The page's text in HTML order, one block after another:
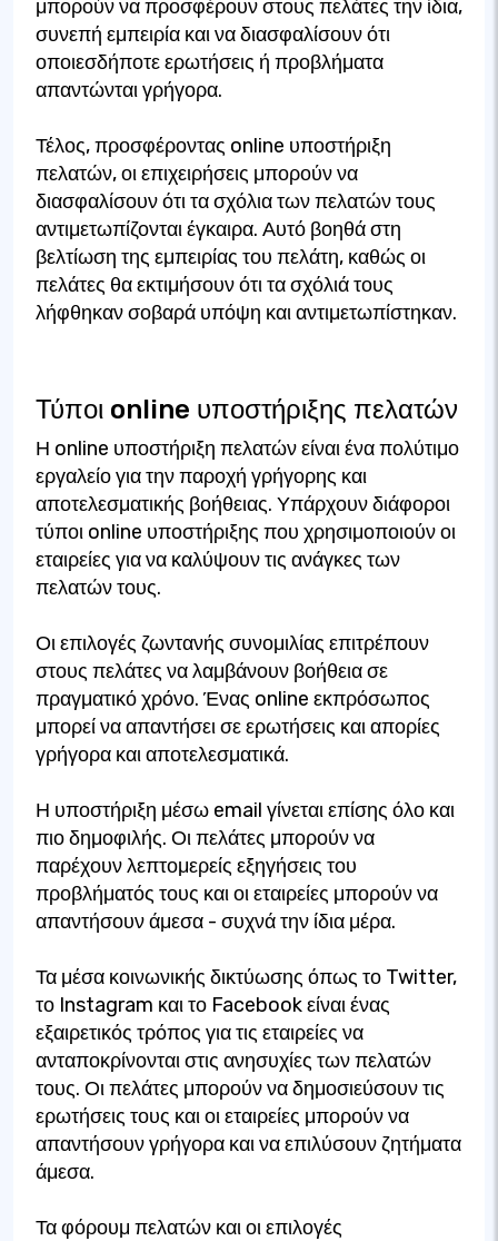
μπορούν να προσφέρουν στους πελάτες την ίδια,
συνεπή εμπειρία και να διασφαλίσουν ότι
οποιεσδήποτε ερωτήσεις ή προβλήματα
απαντώνται γρήγορα.
Τέλος, προσφέροντας online υποστήριξη
πελατών, οι επιχειρήσεις μπορούν να
διασφαλίσουν ότι τα σχόλια των πελατών τους
αντιμετωπίζονται έγκαιρα. Αυτό βοηθά στη
βελτίωση της εμπειρίας του πελάτη, καθώς οι
πελάτες θα εκτιμήσουν ότι τα σχόλιά τους
λήφθηκαν σοβαρά υπόψη και αντιμετωπίστηκαν.
Τύποι online υποστήριξης πελατών
Η online υποστήριξη πελατών είναι ένα πολύτιμο
εργαλείο για την παροχή γρήγορης και
αποτελεσματικής βοήθειας. Υπάρχουν διάφοροι
τύποι online υποστήριξης που χρησιμοποιούν οι
εταιρείες για να καλύψουν τις ανάγκες των
πελατών τους.
Οι επιλογές ζωντανής συνομιλίας επιτρέπουν
στους πελάτες να λαμβάνουν βοήθεια σε
πραγματικό χρόνο. Ένας online εκπρόσωπος
μπορεί να απαντήσει σε ερωτήσεις και απορίες
γρήγορα και αποτελεσματικά.
Η υποστήριξη μέσω email γίνεται επίσης όλο και
πιο δημοφιλής. Οι πελάτες μπορούν να
παρέχουν λεπτομερείς εξηγήσεις του
προβλήματός τους και οι εταιρείες μπορούν να
απαντήσουν άμεσα - συχνά την ίδια μέρα.
Τα μέσα κοινωνικής δικτύωσης όπως το Twitter,
το Instagram και το Facebook είναι ένας
εξαιρετικός τρόπος για τις εταιρείες να
ανταποκρίνονται στις ανησυχίες των πελατών
τους. Οι πελάτες μπορούν να δημοσιεύσουν τις
ερωτήσεις τους και οι εταιρείες μπορούν να
απαντήσουν γρήγορα και να επιλύσουν ζητήματα
άμεσα.
Τα φόρουμ πελατών και οι επιλογές